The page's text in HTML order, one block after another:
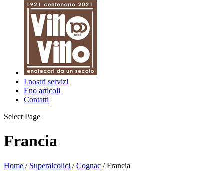
I nostri servizi
Eno articoli
Contatti
Select Page
Francia
Home / Superalcolici /Cognac / Francia